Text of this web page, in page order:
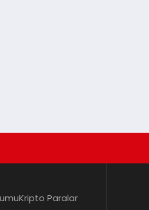
Kripto Paralar